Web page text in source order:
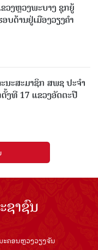
ວງຫຼວງພະບາງ ຊຸກຍູ້
ບດ້ານຢູ່ເມືອງວຽງຄໍາ
ນະສະມາຊິກ ສພຊ ປະຈຳ
ຕັ້ງທີ 17 ແຂວງອັດຕະປື
າຊົນ
ຄອນຫຼວງວຽງຈັນ